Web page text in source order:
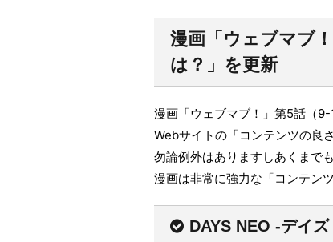
漫画「ウェブマブ
は？」を更新
漫画「ウェブマブ！」第5話（9-
Webサイトの「コンテンツの良
勿論例外はありますしあくまで
漫画は非常に強力な「コンテン
DAYS NEO -デイ